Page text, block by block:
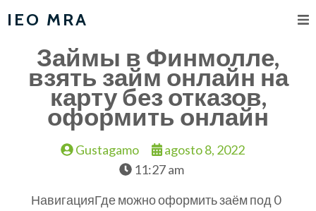
IEO MRA
Займы в Финмолле,
взять займ онлайн на
карту без отказов,
оформить онлайн
Gustagamo
agosto 8, 2022
11:27 am
НавигацияГде можно оформить заём под 0